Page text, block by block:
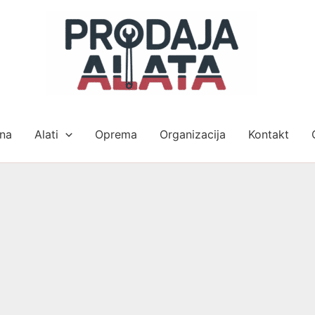
Alati Oprema Organizacija Kontakt